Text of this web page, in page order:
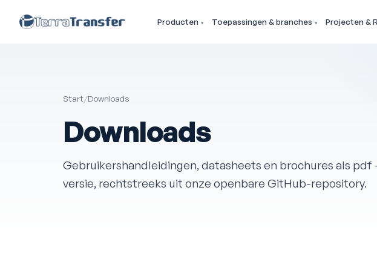
Producten Toepassingen & branches Projecten &
Start/Downloads
Downloads
Gebruikershandleidingen, datasheets en brochures als
versie, rechtstreeks uit onze openbare GitHub-repository.